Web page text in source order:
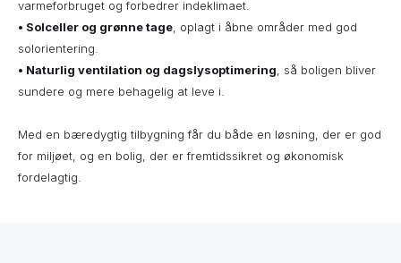
varmeforbruget og forbedrer indeklimaet.
• Solceller og grønne tage, oplagt i åbne områder med god
solorientering.
• Naturlig ventilation og dagslysoptimering, så boligen bliver
sundere og mere behagelig at leve i.
Med en bæredygtig tilbygning får du både en løsning, der er god
for miljøet, og en bolig, der er fremtidssikret og økonomisk
fordelagtig.